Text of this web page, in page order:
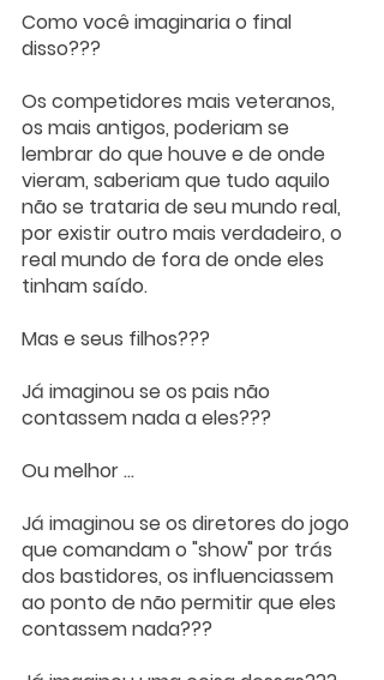
Como você imaginaria o final
disso???
Os competidores mais veteranos,
os mais antigos, poderiam se
lembrar do que houve e de onde
vieram, saberiam que tudo aquilo
não se trataria de seu mundo real,
por existir outro mais verdadeiro, o
real mundo de fora de onde eles
tinham saído.
Mas e seus filhos???
Já imaginou se os pais não
contassem nada a eles???
Ou melhor ...
Já imaginou se os diretores do jogo
que comandam o "show" por trás
dos bastidores, os influenciassem
ao ponto de não permitir que eles
contassem nada???